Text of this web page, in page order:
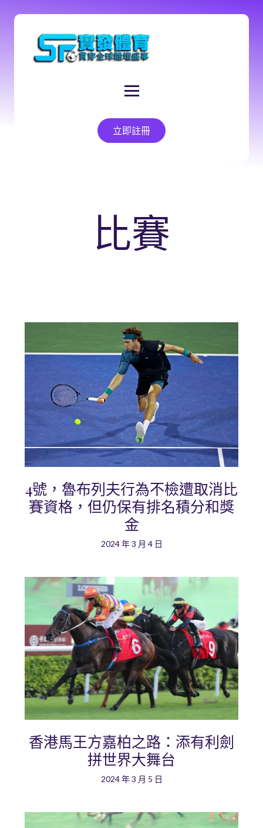
立即註冊
比賽
4號，魯布列夫行為不檢遭取消比
賽資格，但仍保有排名積分和獎
金
2024 年 3 月 4 日
香港馬王方嘉柏之路：添有利劍
拼世界大舞台
2024 年 3 月 5 日